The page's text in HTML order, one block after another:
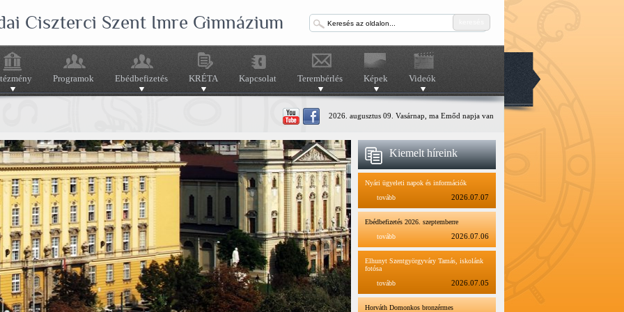
Ciszterci Szent Imre Gimnázium
Programok Ebédbefizetés KRÉTA Kapcsolat Terembérlés Képek Videók
2026. augusztus 09. Vasárnap, ma Emőd napja van
Kiemelt híreink
Nyári ügyeleti napok és információk
tovább
2026.07.07
Ebédbefizetés 2026. szeptemberre
tovább
2026.07.06
Elhunyt Szentgyörgyváry Tamás, iskolánk
fotósa
tovább
2026.07.05
Horváth Domonkos bronzérmes